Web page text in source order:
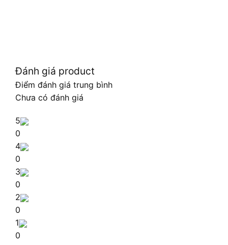
Đánh giá product
Điểm đánh giá trung bình
Chưa có đánh giá
5
0
4
0
3
0
2
0
1
0